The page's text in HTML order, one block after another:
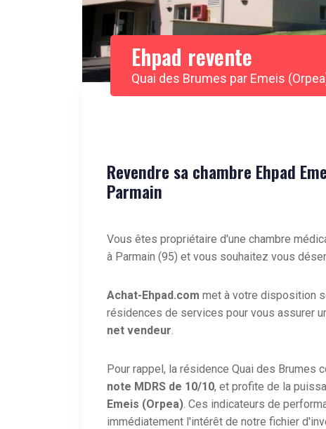
Ehpad revente
Quai des Brumes par Emeis
Revendre sa chambre Ehpad
Parmain
Vous êtes propriétaire d'une chambre
à Parmain (95) et vous souhaitez vous
Achat-Ehpad.com met à votre disposition
résidences de services pour vous assurer
net vendeur
Pour rappel, la résidence Quai des Brumes
note MDRS de 10/10, et profite de la
Emeis (Orpea) . Ces indicateurs de
immédiatement l'intérêt de notre fichier